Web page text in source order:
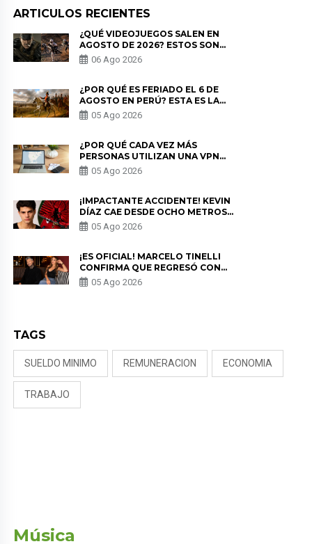
ARTICULOS RECIENTES
¿QUÉ VIDEOJUEGOS SALEN EN
AGOSTO DE 2026? ESTOS SON
LOS ESTRENOS MÁS ESPERADOS
06 Ago 2026
¿POR QUÉ ES FERIADO EL 6 DE
AGOSTO EN PERÚ? ESTA ES LA
HISTORIA
05 Ago 2026
¿POR QUÉ CADA VEZ MÁS
PERSONAS UTILIZAN UNA VPN
PARA PROTEGER SU
PRIVACIDAD?
05 Ago 2026
¡IMPACTANTE ACCIDENTE! KEVIN
DÍAZ CAE DESDE OCHO METROS
EN “ESTO ES GUERRA” Y GENERA
PREOCUPACIÓN
05 Ago 2026
¡ES OFICIAL! MARCELO TINELLI
CONFIRMA QUE REGRESÓ CON
MILETT FIGUEROA: “EL AMOR
PUDO MÁS”
05 Ago 2026
TAGS
SUELDO MINIMO REMUNERACION ECONOMIA
TRABAJO
Música